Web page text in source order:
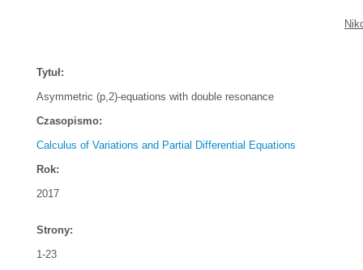
Tytuł:
Asymmetric (p,2)-equations with double resonance
Czasopismo:
Calculus of Variations and Partial Differential Equations
Rok:
2017
Strony:
1-23